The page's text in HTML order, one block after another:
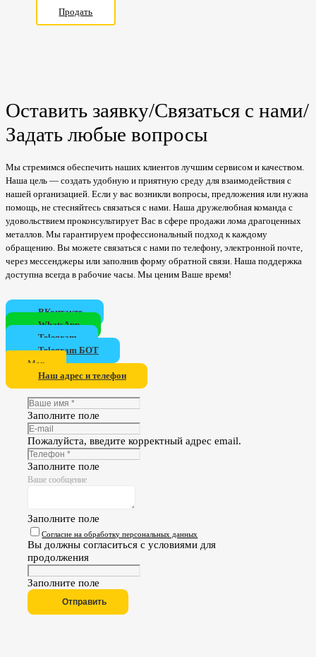
Продать
Оставить заявку/Связаться с нами/
Задать любые вопросы
Мы стремимся обеспечить наших клиентов лучшим сервисом и качеством.
Наша цель — создать удобную и приятную среду для взаимодействия с
нашей организацией. Если у вас возникли вопросы, предложения или нужна
помощь, не стесняйтесь связаться с нами. Наша дружелюбная команда с
удовольствием проконсультирует Вас в сфере продажи лома драгоценных
металлов. Мы гарантируем профессиональный подход к каждому
обращению. Вы можете связаться с нами по телефону, электронной почте,
через мессенджеры или заполнив форму обратной связи. Наша поддержка
доступна всегда в рабочие часы. Мы ценим Ваше время!
ВКонтакте
WhatsApp
Telegram
Telegram БОТ
Мах
Наш адрес и телефон
Заполните поле
Пожалуйста, введите корректный адрес email.
Заполните поле
Ваше сообщение
Заполните поле
Согласие на обработку персональных данных
Вы должны согласиться с условиями для
продолжения
Заполните поле
Отправить